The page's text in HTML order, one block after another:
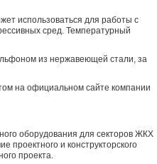
использоваться для работы с
сред. Температурный
из нержавеющей стали, за
на официальном сайте компании
оборудования для секторов ЖКХ
проектного и конструкторского
проекта.